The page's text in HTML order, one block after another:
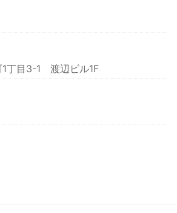
1丁目3-1 渡辺ビル1F